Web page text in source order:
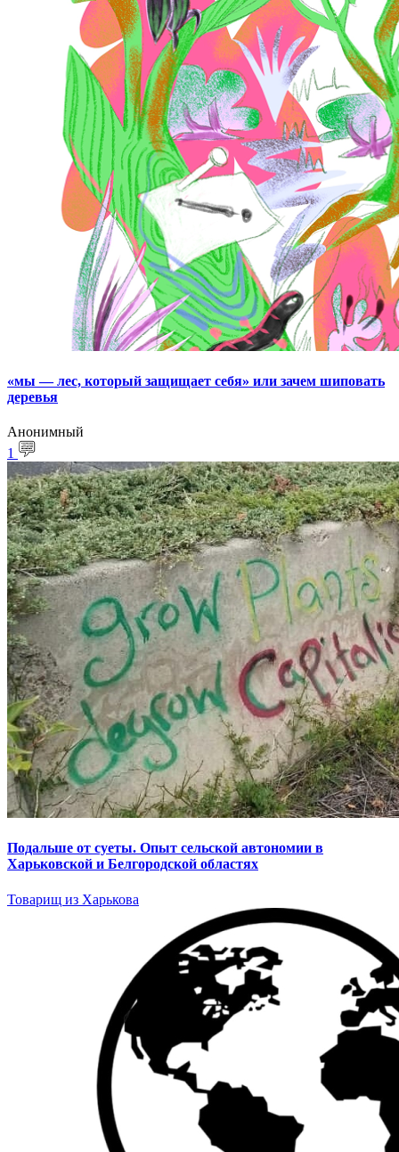
«мы — лес, который защищает себя» или зачем шиповать
деревья
Анонимный
1
Подальше от суеты. Опыт сельской автономии в
Харьковской и Белгородской областях
Товарищ из Харькова